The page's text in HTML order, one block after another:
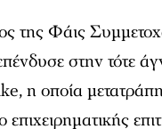
της Φάις
στην τότε
η οποία